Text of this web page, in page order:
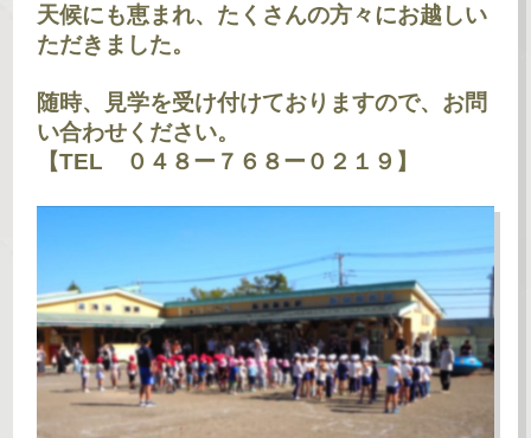
天候にも恵まれ、たくさんの方々にお越しい
ただきました。
随時、見学を受け付けておりますので、お問
い合わせください。
【TEL ０４８ー７６８ー０２１９】